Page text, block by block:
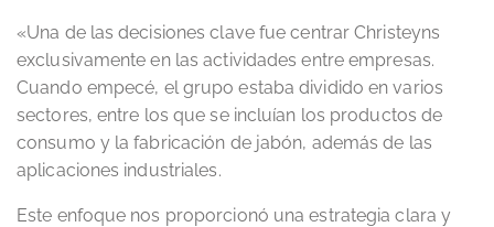
«Una de las decisiones clave fue centrar Christeyns
exclusivamente en las actividades entre empresas.
Cuando empecé, el grupo estaba dividido en varios
sectores, entre los que se incluían los productos de
consumo y la fabricación de jabón, además de las
aplicaciones industriales.
Este enfoque nos proporcionó una estrategia clara y